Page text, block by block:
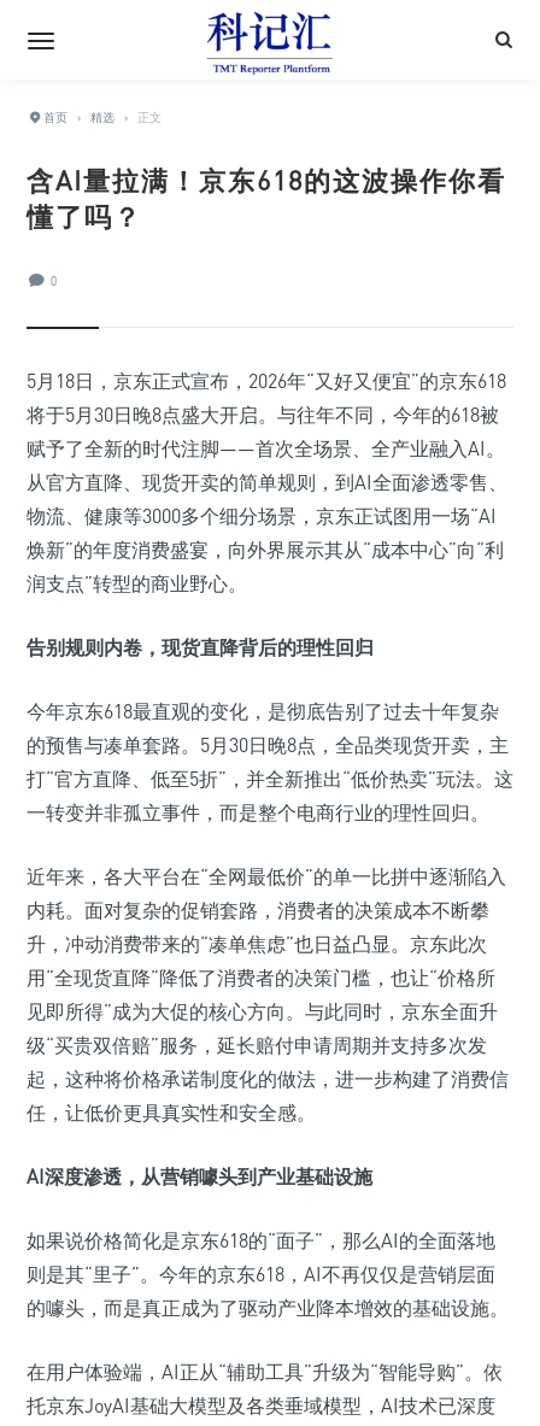
首页 › 精选 › 正文
含AI量拉满！京东618的这波操作你看
懂了吗？
0
5月18日，京东正式宣布，2026年“又好又便宜”的京东618
将于5月30日晚8点盛大开启。与往年不同，今年的618被
赋予了全新的时代注脚——首次全场景、全产业融入AI。
从官方直降、现货开卖的简单规则，到AI全面渗透零售、
物流、健康等3000多个细分场景，京东正试图用一场“AI
焕新”的年度消费盛宴，向外界展示其从“成本中心”向“利
润支点”转型的商业野心。
告别规则内卷，现货直降背后的理性回归
今年京东618最直观的变化，是彻底告别了过去十年复杂
的预售与凑单套路。5月30日晚8点，全品类现货开卖，主
打“官方直降、低至5折”，并全新推出“低价热卖”玩法。这
一转变并非孤立事件，而是整个电商行业的理性回归。
近年来，各大平台在“全网最低价”的单一比拼中逐渐陷入
内耗。面对复杂的促销套路，消费者的决策成本不断攀
升，冲动消费带来的“凑单焦虑”也日益凸显。京东此次
用“全现货直降”降低了消费者的决策门槛，也让“价格所
见即所得”成为大促的核心方向。与此同时，京东全面升
级“买贵双倍赔”服务，延长赔付申请周期并支持多次发
起，这种将价格承诺制度化的做法，进一步构建了消费信
任，让低价更具真实性和安全感。
AI深度渗透，从营销噱头到产业基础设施
如果说价格简化是京东618的“面子”，那么AI的全面落地
则是其“里子”。今年的京东618，AI不再仅仅是营销层面
的噱头，而是真正成为了驱动产业降本增效的基础设施。
在用户体验端，AI正从“辅助工具”升级为“智能导购”。依
托京东JoyAI基础大模型及各类垂域模型，AI技术已深度